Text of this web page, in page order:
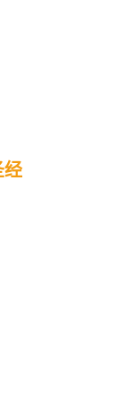
经